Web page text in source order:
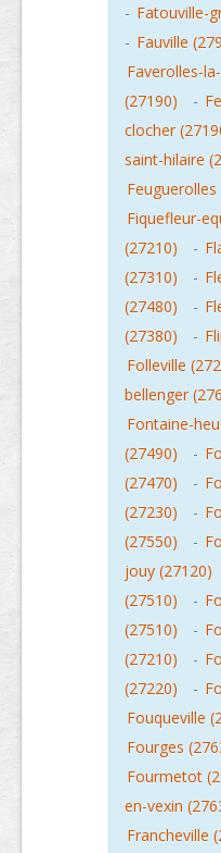
- Fatouville-
- Fauville
Faverolles-
(27190)
-
clocher
saint-hilaire
Feuguerolles
Fiquefleur-
(27210)
-
(27310)
-
(27480)
-
(27380)
-
Folleville
bellenger
Fontaine-
(27490)
-
(27470)
-
(27230)
-
(27550)
-
jouy (27120)
(27510)
-
(27510)
-
(27210)
-
(27220)
-
Fouqueville
Fourges
Fourmetot
en-vexin
Francheville